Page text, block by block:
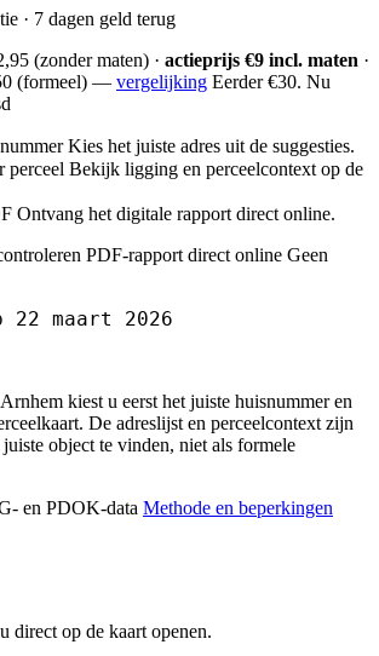
· 7 dagen geld terug
(zonder maten) · actieprijs €9 incl. maten ·
(formeel) — vergelijking Eerder €30. Nu
Kies het juiste adres uit de suggesties.
perceel Bekijk ligging en perceelcontext op de
Ontvang het digitale rapport direct online.
PDF-rapport direct online Geen
22 maart 2026
kiest u eerst het juiste huisnummer en
De adreslijst en perceelcontext zijn
object te vinden, niet als formele
en PDOK-data Methode en beperkingen
direct op de kaart openen.